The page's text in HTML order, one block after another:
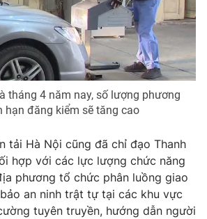
Vươn mình bằng AI
VTV8
English
tháng 4 năm nay, số lượng phương
hạn đăng kiểm sẽ tăng cao
tải Hà Nội cũng đã chỉ đạo Thanh
hợp với các lực lượng chức năng
phương tổ chức phân luồng giao
an ninh trật tự tại các khu vực
tuyên truyền, hướng dẫn người